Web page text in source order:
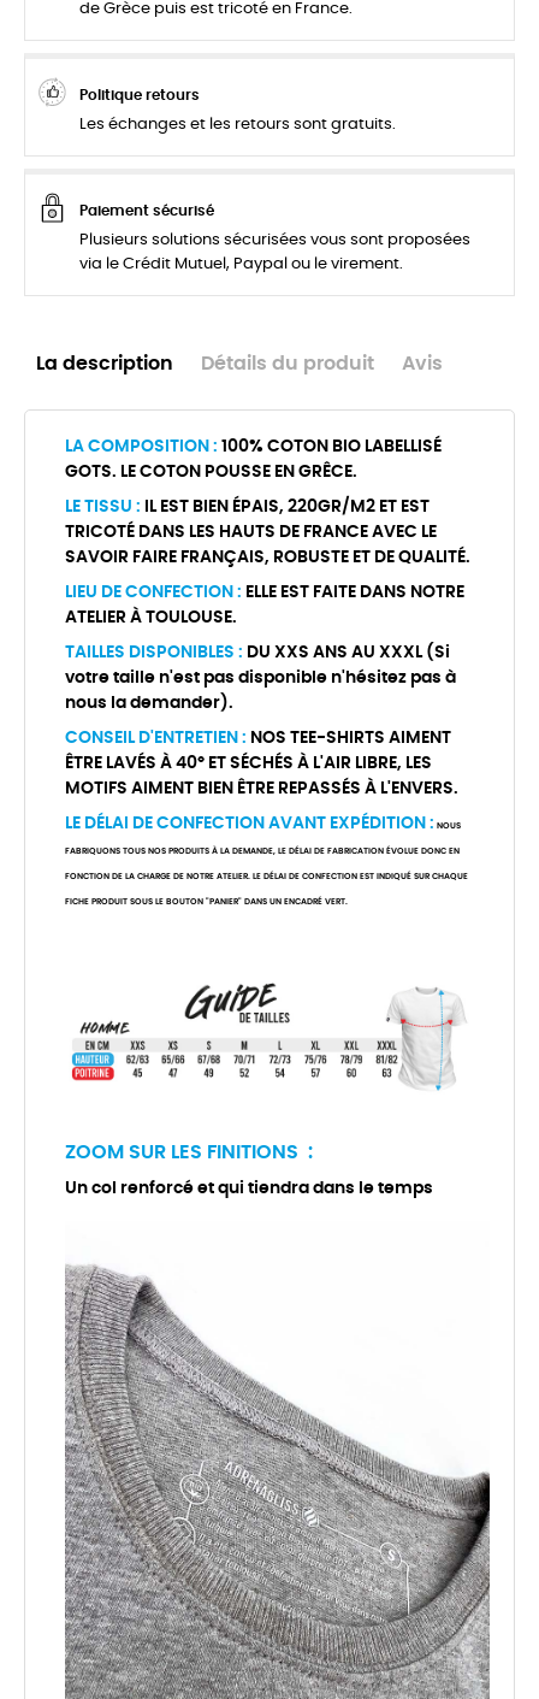
de Grèce puis est tricoté en France.
Politique retours
Les échanges et les retours sont gratuits.
Paiement sécurisé
Plusieurs solutions sécurisées vous sont proposées
via le Crédit Mutuel, Paypal ou le virement.
La description Détails du produit Avis
LA COMPOSITION : 100% COTON BIO LABELLISÉ
GOTS. LE COTON POUSSE EN GRÊCE.
LE TISSU : IL EST BIEN ÉPAIS, 220GR/M2 ET EST
TRICOTÉ DANS LES HAUTS DE FRANCE AVEC LE
SAVOIR FAIRE FRANÇAIS, ROBUSTE ET DE QUALITÉ.
LIEU DE CONFECTION : ELLE EST FAITE DANS NOTRE
ATELIER À TOULOUSE.
TAILLES DISPONIBLES : DU XXS ANS AU XXXL (Si
votre taille n'est pas disponible n'hésitez pas à
nous la demander).
CONSEIL D'ENTRETIEN : NOS TEE-SHIRTS AIMENT
ÊTRE LAVÉS À 40° ET SÉCHÉS À L'AIR LIBRE, LES
MOTIFS AIMENT BIEN ÊTRE REPASSÉS À L'ENVERS.
LE DÉLAI DE CONFECTION AVANT EXPÉDITION : NOUS
FABRIQUONS TOUS NOS PRODUITS À LA DEMANDE, LE DÉLAI DE FABRICATION ÉVOLUE DONC EN
FONCTION DE LA CHARGE DE NOTRE ATELIER. LE DÉLAI DE CONFECTION EST INDIQUÉ SUR CHAQUE
FICHE PRODUIT SOUS LE BOUTON "PANIER" DANS UN ENCADRÉ VERT.
ZOOM SUR LES FINITIONS :
Un col renforcé et qui tiendra dans le temps